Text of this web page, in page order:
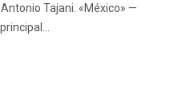
Tajani. «México» —